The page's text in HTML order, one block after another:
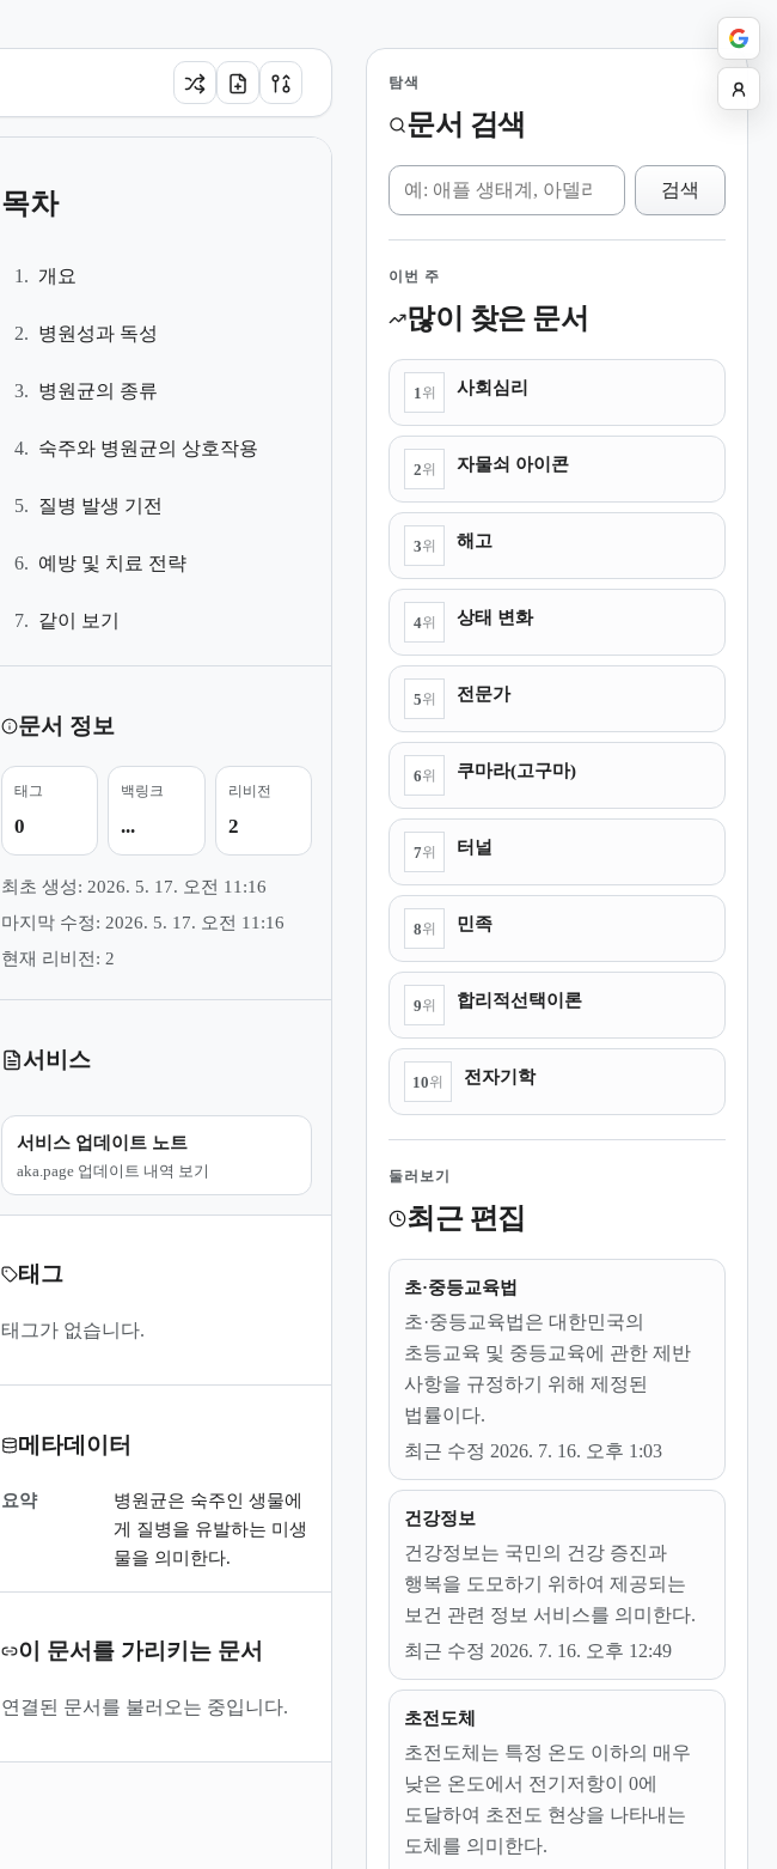
목차
1. 개요
2. 병원성과 독성
3. 병원균의 종류
4. 숙주와 병원균의 상호작용
5. 질병 발생 기전
6. 예방 및 치료 전략
7. 같이 보기
문서 정보
태그
0
백링크
...
리비전
2
최초 생성: 2026. 5. 17. 오전 11:16
마지막 수정: 2026. 5. 17. 오전 11:16
현재 리비전: 2
서비스
서비스 업데이트 노트
aka.page 업데이트 내역 보기
태그
태그가 없습니다.
메타데이터
요약
병원균은 숙주인 생물에
게 질병을 유발하는 미생
물을 의미한다.
이 문서를 가리키는 문서
연결된 문서를 불러오는 중입니다.
탐색
문서 검색
위키 검색
검색
이번 주
많이 찾은 문서
1 위 사회심리
2위 자물쇠 아이콘
3위 해고
4위 상태 변화
5위 전문가
6위 쿠마라(고구마)
7위 터널
8위 민족
9위 합리적선택이론
10위 전자기학
둘러보기
최근 편집
초·중등교육법
초·중등교육법은 대한민국의
초등교육 및 중등교육에 관한 제반
사항을 규정하기 위해 제정된
법률이다.
최근 수정 2026. 7. 16. 오후 1:03
건강정보
건강정보는 국민의 건강 증진과
행복을 도모하기 위하여 제공되는
보건 관련 정보 서비스를 의미한다.
최근 수정 2026. 7. 16. 오후 12:49
초전도체
초전도체는 특정 온도 이하의 매우
낮은 온도에서 전기저항이 0에
도달하여 초전도 현상을 나타내는
도체를 의미한다.